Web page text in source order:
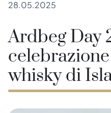
28.05.2025
Ardbeg Day
whisky di